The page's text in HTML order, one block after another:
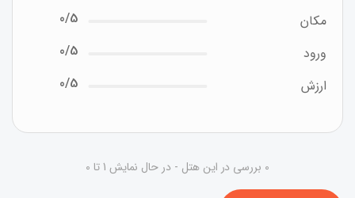
مکان
0/5
ورود
0/5
ارزش
0/5
0 بررسی در این هتل - در حال نمایش 1 تا 0